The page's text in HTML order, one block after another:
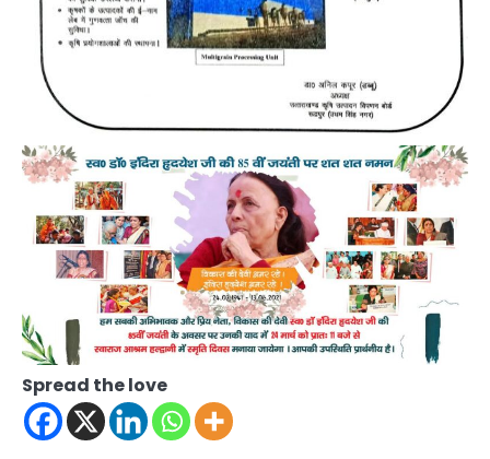
Spread the love